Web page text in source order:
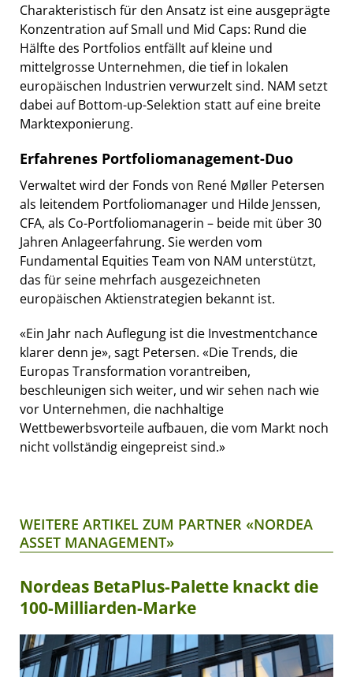
Charakteristisch für den Ansatz ist eine ausgeprägte
Konzentration auf Small und Mid Caps: Rund die
Hälfte des Portfolios entfällt auf kleine und
mittelgrosse Unternehmen, die tief in lokalen
europäischen Industrien verwurzelt sind. NAM setzt
dabei auf Bottom-up-Selektion statt auf eine breite
Marktexponierung.
Erfahrenes Portfoliomanagement-Duo
Verwaltet wird der Fonds von René Møller Petersen
als leitendem Portfoliomanager und Hilde Jenssen,
CFA, als Co-Portfoliomanagerin – beide mit über 30
Jahren Anlageerfahrung. Sie werden vom
Fundamental Equities Team von NAM unterstützt,
das für seine mehrfach ausgezeichneten
europäischen Aktienstrategien bekannt ist.
«Ein Jahr nach Auflegung ist die Investmentchance
klarer denn je», sagt Petersen. «Die Trends, die
Europas Transformation vorantreiben,
beschleunigen sich weiter, und wir sehen nach wie
vor Unternehmen, die nachhaltige
Wettbewerbsvorteile aufbauen, die vom Markt noch
nicht vollständig eingepreist sind.»
WEITERE ARTIKEL ZUM PARTNER «NORDEA
ASSET MANAGEMENT»
Nordeas BetaPlus-Palette knackt die
100-Milliarden-Marke